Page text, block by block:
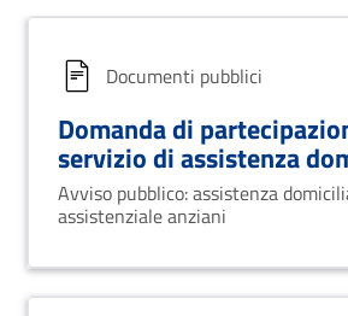
Documenti pubblici
Domanda di
servizio di assistenza
Avviso pubblico: assistenza
assistenziale anziani